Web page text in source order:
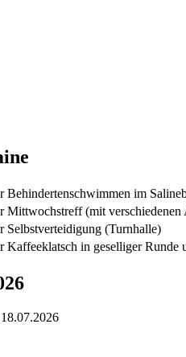
Behindertenschwimmen im
Mittwochstreff (mit verschiedenen
Selbstverteidigung (Turnhalle)
Kaffeeklatsch in geselliger Runde